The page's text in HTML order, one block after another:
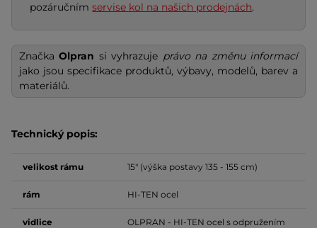
pozáručnímservise kol na našich prodejnách.
ZnačkaOlpran si vyhrazuje právo na změnu informací
jako jsou specifikace produktů, výbavy, modelů, barev a
materiálů.
Technický popis:
velikost rámu 15" (výška postavy 135 - 155 cm)
rám HI-TEN ocel
vidlice OLPRAN - HI-TEN ocel s odpružením